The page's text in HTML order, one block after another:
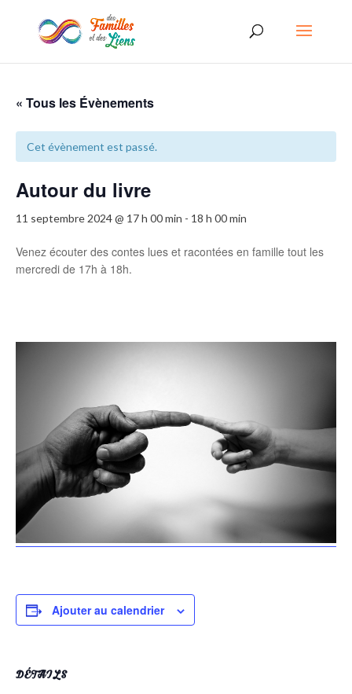
« Tous les Évènements
Cet évènement est passé.
Autour du livre
11 septembre 2024 @ 17 h 00 min - 18 h 00 min
Venez écouter des contes lues et racontées en famille tout les
mercredi de 17h à 18h.
Ajouter au calendrier
DÉTAILS